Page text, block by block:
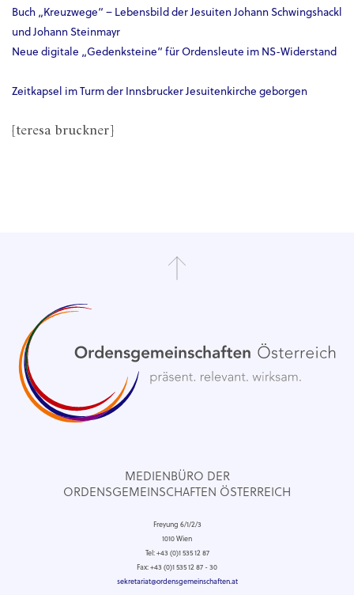
Buch „Kreuzwege“ – Lebensbild der Jesuiten Johann Schwingshackl
und Johann Steinmayr
Neue digitale „Gedenksteine“ für Ordensleute im NS-Widerstand
Zeitkapsel im Turm der Innsbrucker Jesuitenkirche geborgen
[teresa bruckner]
MEDIENBÜRO DER
ORDENSGEMEINSCHAFTEN ÖSTERREICH
Freyung 6/1/2/3
1010 Wien
Tel: +43 (0)1 535 12 87
Fax: +43 (0)1 535 12 87 - 30
sekretariat@ordensgemeinschaften.at